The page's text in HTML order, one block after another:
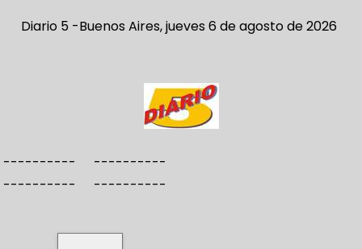
c
Diario 5 -Buenos Aires, jueves 6 de agosto de 2026
----------
----------
----------
----------